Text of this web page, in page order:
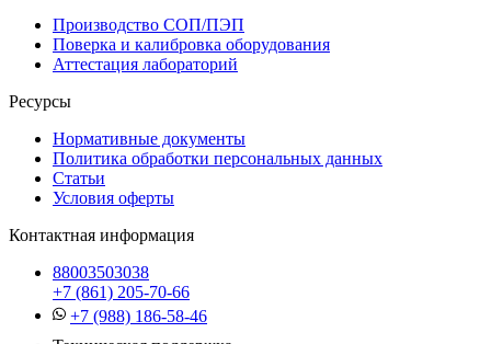
Производство СОП/ПЭП
Поверка и калибровка оборудования
Аттестация лабораторий
Ресурсы
Нормативные документы
Политика обработки персональных данных
Статьи
Условия оферты
Контактная информация
88003503038
+7 (861) 205-70-66
+7 (988) 186-58-46